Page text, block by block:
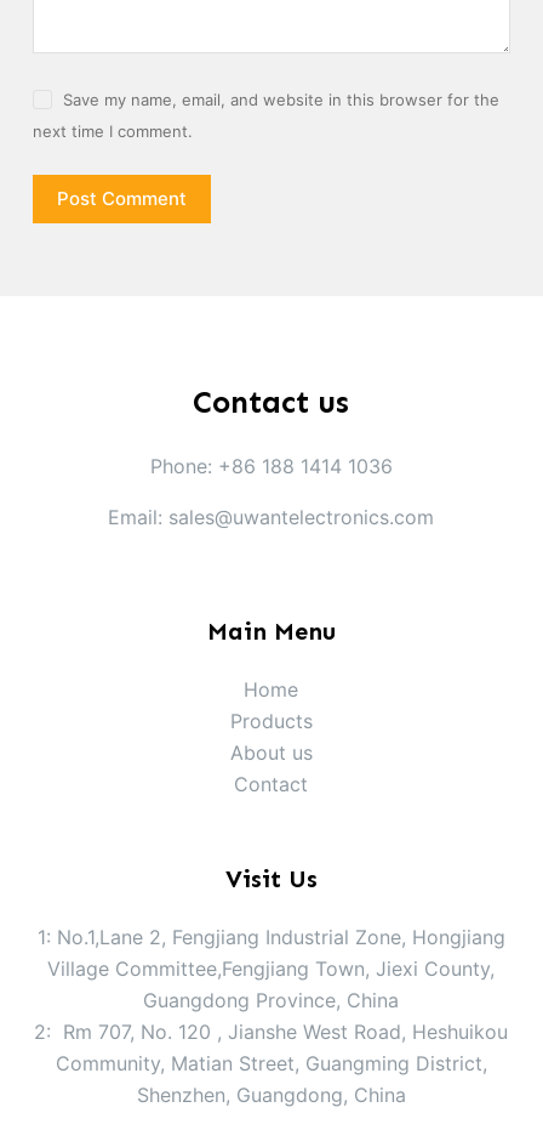
Save my name, email, and website in this browser for the
next time I comment.
Post Comment
Contact us
Phone: +86 188 1414 1036
Email: sales@uwantelectronics.com
Main Menu
Home
Products
About us
Contact
Visit Us
1: No.1,Lane 2, Fengjiang Industrial Zone, Hongjiang
Village Committee,Fengjiang Town, Jiexi County,
Guangdong Province, China
2: Rm 707, No. 120 , Jianshe West Road, Heshuikou
Community, Matian Street, Guangming District,
Shenzhen, Guangdong, China